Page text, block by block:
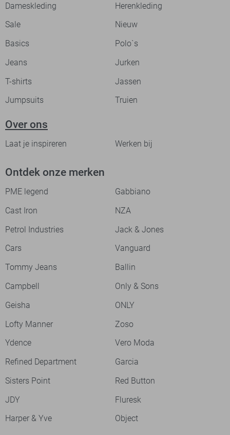
Dameskleding
Herenkleding
Sale
Nieuw
Basics
Polo`s
Jeans
Jurken
T-shirts
Jassen
Jumpsuits
Truien
Over ons
Laat je inspireren Werken bij
Ontdek onze merken
PME legend
Gabbiano
Cast Iron
NZA
Petrol Industries
Jack & Jones
Cars
Vanguard
Tommy Jeans
Ballin
Campbell
Only & Sons
Geisha
ONLY
Lofty Manner
Zoso
Ydence
Vero Moda
Refined Department
Garcia
Sisters Point
Red Button
JDY
Fluresk
Harper & Yve
Object